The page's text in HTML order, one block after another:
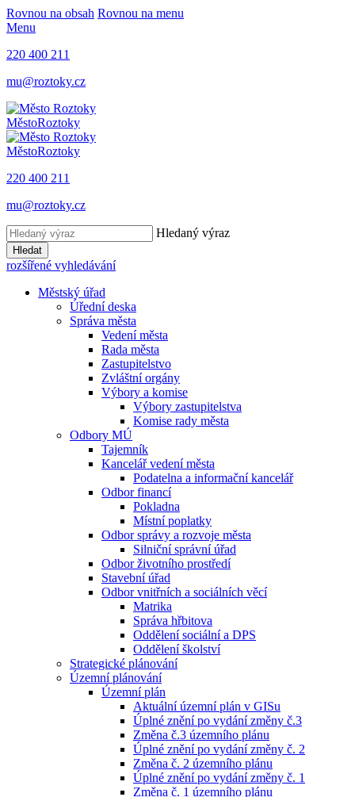
Rovnou na obsah Rovnou na menu
Menu
220 400 211
mu@roztoky.cz
MěstoRoztoky
MěstoRoztoky
220 400 211
mu@roztoky.cz
Hledaný výraz
Hledat
rozšířené vyhledávání
Městský úřad
Úřední deska
Správa města
Vedení města
Rada města
Zastupitelstvo
Zvláštní orgány
Výbory a komise
Výbory zastupitelstva
Komise rady města
Odbory MÚ
Tajemník
Kancelář vedení města
Podatelna a informační kancelář
Odbor financí
Pokladna
Místní poplatky
Odbor správy a rozvoje města
Silniční správní úřad
Odbor životního prostředí
Stavební úřad
Odbor vnitřních a sociálních věcí
Matrika
Správa hřbitova
Oddělení sociální a DPS
Oddělení školství
Strategické plánování
Územní plánování
Územní plán
Aktuální územní plán v GISu
Úplné znění po vydání změny č.3
Změna č.3 územního plánu
Úplné znění po vydání změny č. 2
Změna č. 2 územního plánu
Úplné znění po vydání změny č. 1
Změna č. 1 územního plánu